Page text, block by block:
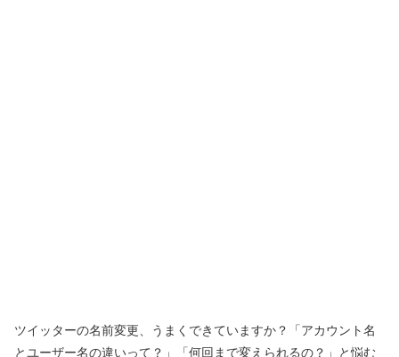
ツイッターの名前変更、うまくできていますか？「アカウント名
とユーザー名の違いって？」「何回まで変えられるの？」と悩む